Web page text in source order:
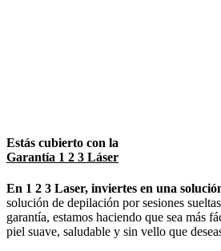
Estás cubierto con la
Garantía 1 2 3 Láser
En 1 2 3 Laser, inviertes en una
solución de depilación por sesiones
garantía, estamos haciendo que sea más
piel suave, saludable y sin vello que